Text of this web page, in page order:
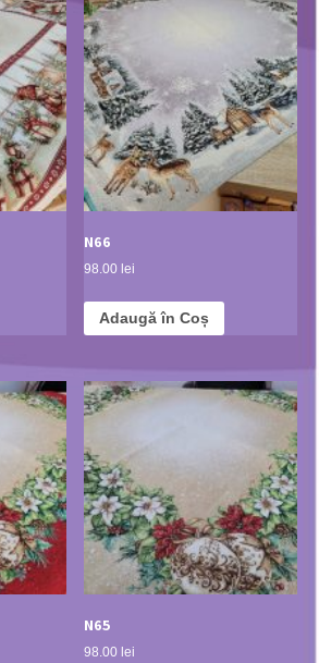
N66
98.00 lei
Adaugă în Coș
N65
98.00 lei